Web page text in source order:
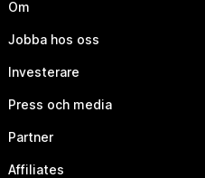
Om
Jobba hos oss
Investerare
Press och media
Partner
Affiliates